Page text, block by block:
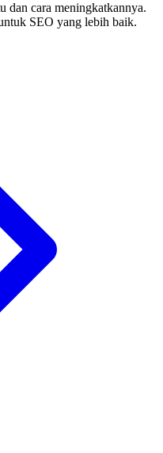
dan cara meningkatkannya.
SEO yang lebih baik.